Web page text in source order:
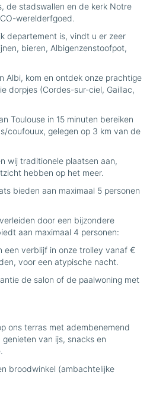
de stadswallen en de kerk Notre
werelderfgoed.
departement is, vindt u er zeer
bieren, Albigenzenstoofpot,
Albi, kom en ontdek onze prachtige
dorpjes (Cordes-sur-ciel, Gaillac,
Toulouse in 15 minuten bereiken
coufouux, gelegen op 3 km van de
wij traditionele plaatsen aan,
hebben op het meer.
bieden aan maximaal 5 personen
door een bijzondere
aan maximaal 4 personen:
een verblijf in onze trolley vanaf €
voor een atypische nacht.
de salon of de paalwoning met
ons terras met adembenemend
van ijs, snacks en
broodwinkel (ambachtelijke